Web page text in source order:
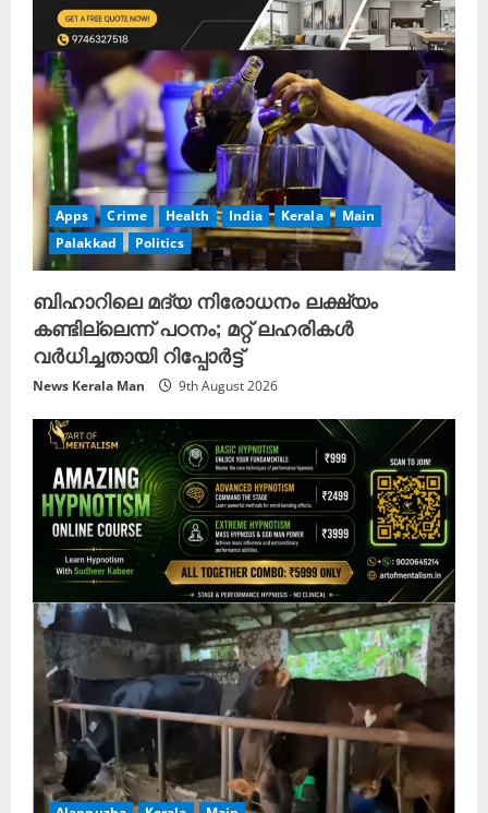
Apps Crime Health India Kerala
Main
Palakkad
Politics
ബിഹാറിലെ മദ്യ നിരോധനം ലക്ഷ്യം
കണ്ടില്ലെന്ന് പഠനം; മറ്റ് ലഹരികൾ
വർധിച്ചതായി റിപ്പോർട്ട്
News Kerala Man 9th August 2026